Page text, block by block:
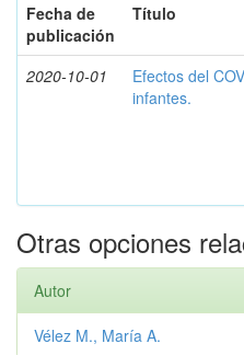
Fecha de
publicación
Título
2020-10-01
Efectos del
infantes.
Otras opciones
Autor
Vélez M., María A.